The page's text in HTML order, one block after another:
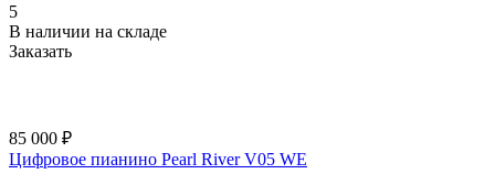
5
В наличии на складе
Заказать
85 000 ₽
Цифровое пианино Pearl River V05 WE